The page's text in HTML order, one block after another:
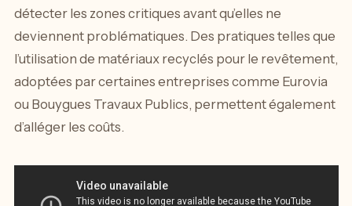
détecter les zones critiques avant qu’elles ne
deviennent problématiques. Des pratiques telles que
l’utilisation de matériaux recyclés pour le revêtement,
adoptées par certaines entreprises comme Eurovia
ou Bouygues Travaux Publics, permettent également
d’alléger les coûts.